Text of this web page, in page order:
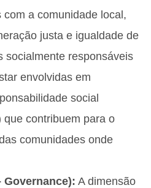
com a comunidade local,
justa e igualdade de
socialmente responsáveis
envolvidas em
social
que contribuem para o
comunidades onde
Governance): A dimensão